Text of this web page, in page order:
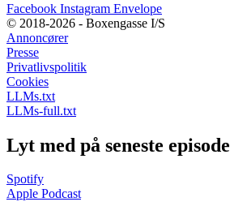
Facebook Instagram Envelope
© 2018-2026 - Boxengasse I/S
Annoncører
Presse
Privatlivspolitik
Cookies
LLMs.txt
LLMs-full.txt
Lyt med på seneste episode
Spotify
Apple Podcast